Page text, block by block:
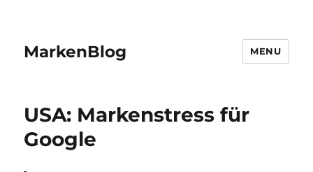
MarkenBlog MENU
USA: Markenstress für
Google